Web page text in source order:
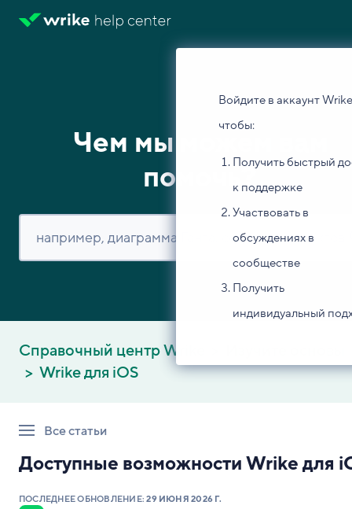
Войдите в аккаунт
чтобы:
Получить быстрый
к поддержке
Участвовать в
обсуждениях в
сообществе
Получить
индивидуальный
Чем мы можем вам
помочь?
Справочный центр Wrike
Wrike для iOS
Все статьи
Доступные возможности Wrike для
ПОСЛЕДНЕЕ ОБНОВЛЕНИЕ:29 ИЮНЯ 2026 Г.